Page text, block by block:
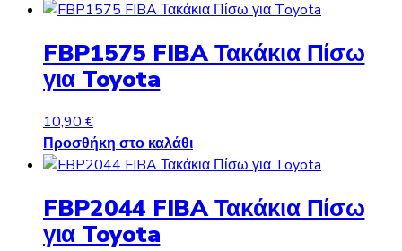
FBP1575 FIBA Τακάκια Πίσω
για Toyota
10,90 €
Προσθήκη στο καλάθι
FBP2044 FIBA Τακάκια Πίσω
για Toyota